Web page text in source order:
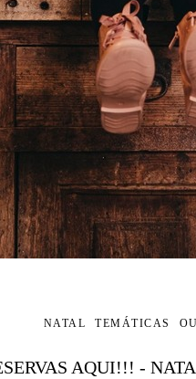
NATAL TEMÁTICAS
AQUI!!! -